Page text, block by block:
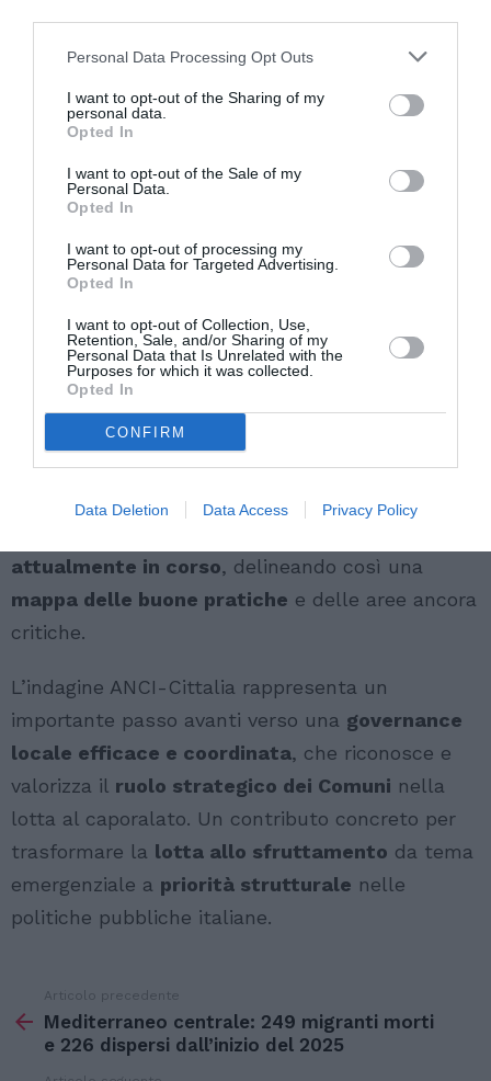
Personal Data Processing Opt Outs
I want to opt-out of the Sharing of my
personal data.
Opted In
I want to opt-out of the Sale of my
Personal Data.
Opted In
I want to opt-out of processing my
Personal Data for Targeted Advertising.
Opted In
I want to opt-out of Collection, Use,
Retention, Sale, and/or Sharing of my
Personal Data that Is Unrelated with the
Purposes for which it was collected.
Opted In
CONFIRM
Data Deletion Data Access Privacy Policy
“I Comuni italiani svolgono una
contrastare un fenomeno
diffuso in maniera pervasiva sul
territorio nazionale. Il Ministero
del Lavoro ha colto la
complessità della sfida e la
necessità del contributo di tutti.”
La parte finale delrapporto di ricerca
un’analisi dei
più rilevanti per il contrasto al
e al caporalato, integrando le informazioni
raccolte con una specifica
ricerca desk . Regione
attualmente in corso, delineando così una
mappa delle buone pratiche e delle aree ancora
critiche.
L’indagine ANCI-Cittalia rappresenta un
importante passo avanti verso una governance
locale efficace e coordinata, che riconosce e
valorizza il ruolo strategico dei Comuni nella
lotta al caporalato. Un contributo concreto per
trasformare la lotta allo sfruttamento da tema
emergenziale a priorità strutturale nelle
politiche pubbliche italiane.
di
Articolo precedente
Mediterraneo centrale: 249 migranti morti
e 226 dispersi dall’inizio del 2025